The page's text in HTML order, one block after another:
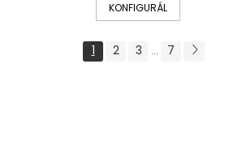
KONFIGURÁL
1 2 3 ... 7